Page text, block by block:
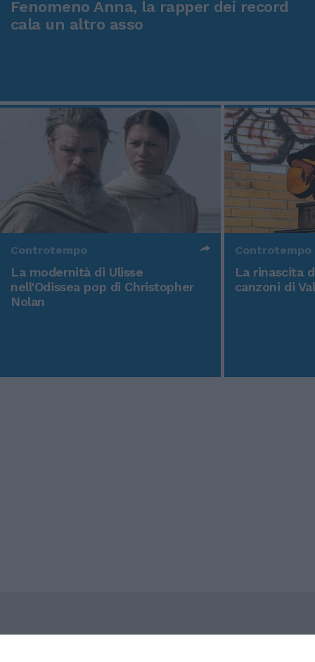
Fenomeno Anna, la rapper dei record
cala un altro asso
Controtempo
La modernità di Ulisse
nell'Odissea pop di Christopher
Nolan
Controtempo
La rinascita
canzoni di